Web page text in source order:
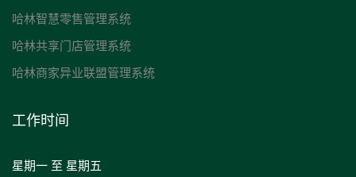
哈林智慧零售管理系统
哈林共享门店管理系统
哈林商家异业联盟管理系统
工作时间
星期一 至 星期五